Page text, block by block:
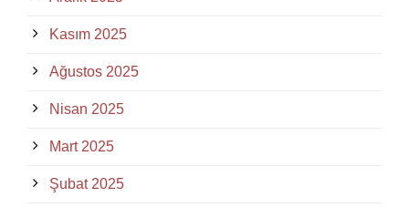
Kasım 2025
Ağustos 2025
Nisan 2025
Mart 2025
Şubat 2025